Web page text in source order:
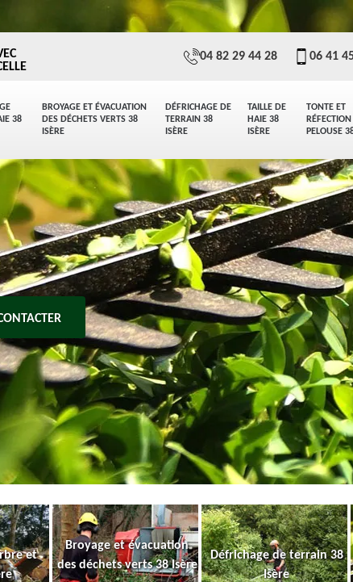
38
BROYAGE ET ÉVACUATION
DES DÉCHETS VERTS 38
ISÈRE
DÉFRICHAGE DE
TERRAIN 38
ISÈRE
TAILLE DE
HAIE 38
ISÈRE
TONTE ET
PELOUSE
04 82 29 44 28 06 41
et
Broyage et évacuation
des déchets verts 38 Isère
Défrichage de terrain 38
Isère